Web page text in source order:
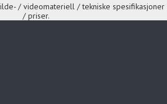
/ videomateriell / tekniske spesifikasjoner
/ priser.